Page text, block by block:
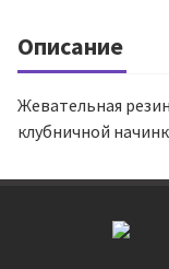
Описание
Жевательная
клубничной